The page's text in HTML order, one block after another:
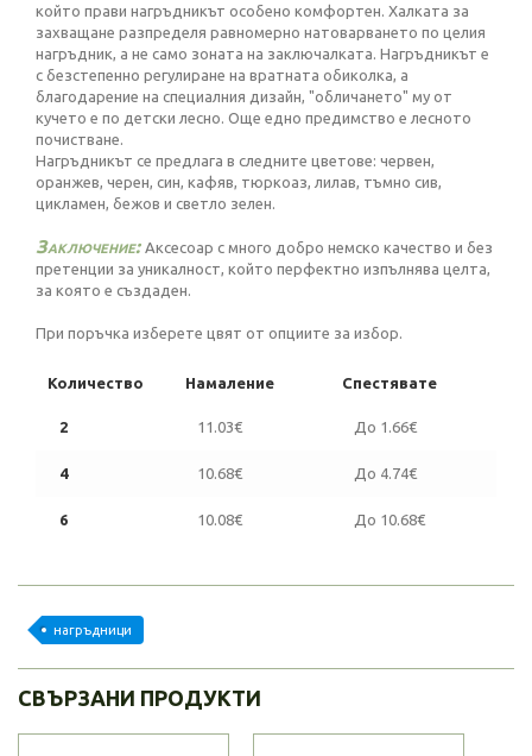
който прави нагръдникът особено комфортен. Халката за
захващане разпределя равномерно натоварването по целия
нагръдник, а не само зоната на заключалката. Нагръдникът е
с безстепенно регулиране на вратната обиколка, а
благодарение на специалния дизайн, "обличането" му от
кучето е по детски лесно. Още едно предимство е лесното
почистване.
Нагръдникът се предлага в следните цветове: червен,
оранжев, черен, син, кафяв, тюркоаз, лилав, тъмно сив,
цикламен, бежов и светло зелен.
Заключение: Аксесоар с много добро немско качество и без
претенции за уникалност, който перфектно изпълнява целта,
за която е създаден.
При поръчка изберете цвят от опциите за избор.
Количество Намаление Спестявате
2 11.03€ До 1.66€
4 10.68€ До 4.74€
6 10.08€ До 10.68€
нагръдници
СВЪРЗАНИ ПРОДУКТИ